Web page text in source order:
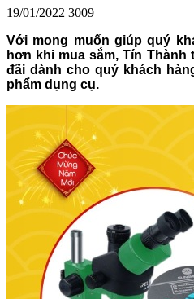
19/01/2022 3009
Với mong muốn giúp quý
hơn khi mua sắm, Tín
đãi dành cho quý khách
phẩm dụng cụ.